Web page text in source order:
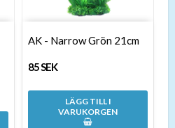
AK - Narrow Grön 21cm
85 SEK
LÄGG TILL I
VARUKORGEN